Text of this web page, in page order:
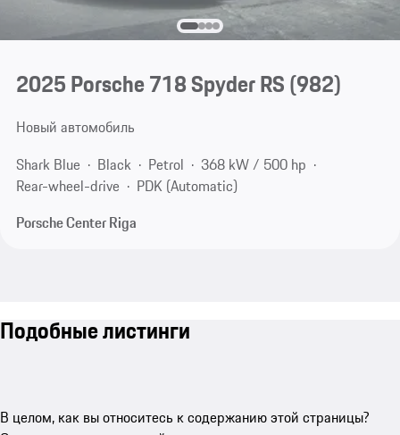
2025 Porsche 718 Spyder RS(982)
Новый автомобиль
Shark Blue
Black Petrol
368 kW / 500 hp
Rear-wheel-drive
PDK (Automatic)
Porsche Center Riga
Подобные листинги
В целом, как вы относитесь к содержанию этой страницы?